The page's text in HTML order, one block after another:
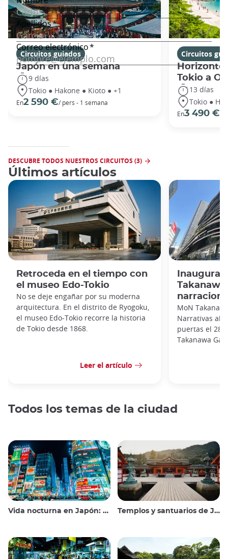
Circuitos guiados
Japón en una semana
9 días
Tokio ● Hakone ● Kioto ● +1
En2 590 €/ pers - 1 semana
Circuitos
Tokio a
13 días
Tokio ●
En3 490 €
DESCUBRE TODOS NUESTROS CIRCUITOS (3)
Últimos artículos
Retroceda en el tiempo con
el museo Edo-Tokio
No se deje engañar por su moderna
arquitectura. En el distrito de Ryogoku,
el museo Edo-Tokio recorre la historia
de Tokio desde 1868.
Leer el artículo
MoN
Narrativas
puertas el 28
Takanawa
Todos los temas de la ciudad
Vida nocturna en Japón: salir, ver y beber Templos y santuarios de Japón